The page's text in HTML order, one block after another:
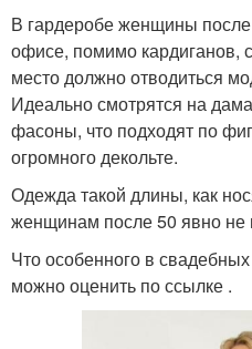
В гардеробе женщины
офисе, помимо кардиганов,
место должно отводиться
Идеально смотрятся на
фасоны, что подходят по
огромного декольте.
Одежда такой длины, как
женщинам после 50 явно не
Что особенного в
можно оценить по ссылке .